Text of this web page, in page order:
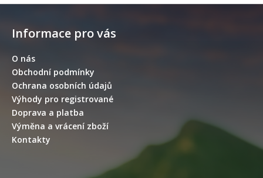
Z
Informace pro vás
O nás
Obchodní podmínky
Ochrana osobních údajů
Výhody pro registrované
Doprava a platba
Výměna a vrácení zboží
Kontakty